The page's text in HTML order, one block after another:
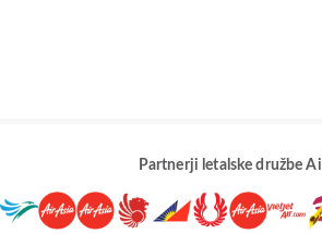
Partnerji letalske družbe